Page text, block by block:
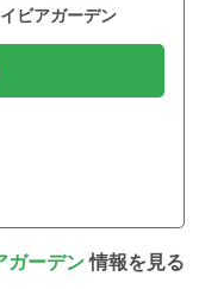
ビアガーデン
ガーデン情報を見る